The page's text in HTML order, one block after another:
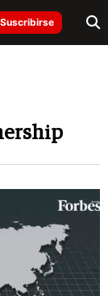
Suscribirse